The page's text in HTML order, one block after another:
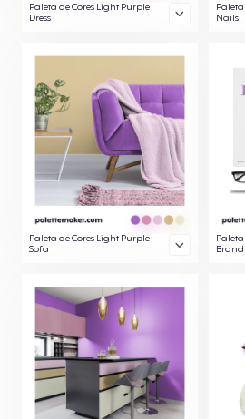
Paleta de Cores Light Purple
Dress
Nails
Paleta de Cores Light Purple
Sofa